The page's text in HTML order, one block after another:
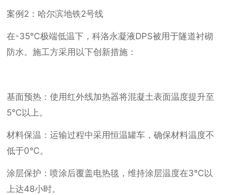
案例2：哈尔滨地铁2号线
在-35℃极端低温下，科洛永凝液DPS被用于隧道衬砌
防水。施工方采用以下创新措施：
基面预热：使用红外线加热器将混凝土表面温度提升至
5℃以上。
材料保温：运输过程中采用恒温罐车，确保材料温度不
低于0℃。
涂层保护：喷涂后覆盖电热毯，维持涂层温度在3℃以
上达48小时。